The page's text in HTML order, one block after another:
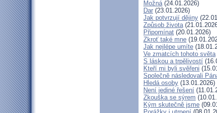
Možná(24.01.2026)
Dar (23.01.2026)
Jak potvrzují dějiny
Způsob života
Připomínat (20.01.2026)
Zkroť také mne
Jak nejlépe umíte
Ve zmatcích tohoto světa
S láskou a trpělivostí
Kteří mi byli svěřeni
Společně následovali
Hledá osoby (13.01.2026)
Není jediné řešení
Zkouška se sýrem
Kým skutečně jsme